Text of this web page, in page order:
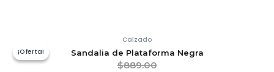
¡Oferta!
¡Oferta!
Calzado
Sandalia de Plataforma Negra
$889.00